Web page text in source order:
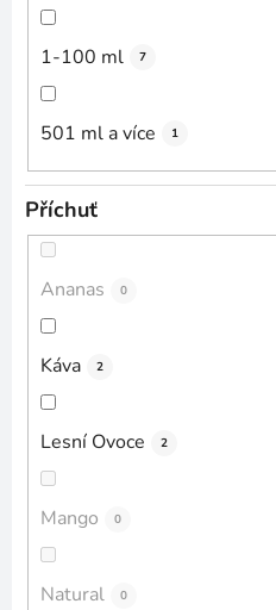
1-100 ml 7
501 ml a více 1
Příchuť
Ananas 0
Káva 2
Lesní Ovoce 2
Mango 0
Natural 0